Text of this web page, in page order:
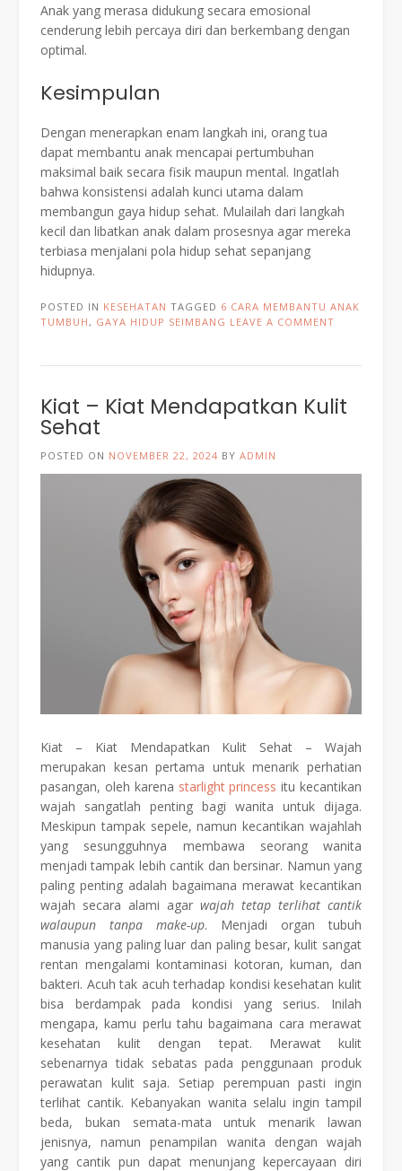
Anak yang merasa didukung secara emosional
cenderung lebih percaya diri dan berkembang dengan
optimal.
Kesimpulan
Dengan menerapkan enam langkah ini, orang tua
dapat membantu anak mencapai pertumbuhan
maksimal baik secara fisik maupun mental. Ingatlah
bahwa konsistensi adalah kunci utama dalam
membangun gaya hidup sehat. Mulailah dari langkah
kecil dan libatkan anak dalam prosesnya agar mereka
terbiasa menjalani pola hidup sehat sepanjang
hidupnya.
POSTED IN KESEHATAN TAGGED 6 CARA MEMBANTU ANAK
TUMBUH, GAYA HIDUP SEIMBANG LEAVE A COMMENT
Kiat – Kiat Mendapatkan Kulit
Sehat
POSTED ON NOVEMBER 22, 2024 BY ADMIN
Kiat – Kiat Mendapatkan Kulit Sehat – Wajah
merupakan kesan pertama untuk menarik perhatian
pasangan, oleh karena starlight princess itu kecantikan
wajah sangatlah penting bagi wanita untuk dijaga.
Meskipun tampak sepele, namun kecantikan wajahlah
yang sesungguhnya membawa seorang wanita
menjadi tampak lebih cantik dan bersinar. Namun yang
paling penting adalah bagaimana merawat kecantikan
wajah secara alami agar wajah tetap terlihat cantik
walaupun tanpa make-up. Menjadi organ tubuh
manusia yang paling luar dan paling besar, kulit sangat
rentan mengalami kontaminasi kotoran, kuman, dan
bakteri. Acuh tak acuh terhadap kondisi kesehatan kulit
bisa berdampak pada kondisi yang serius. Inilah
mengapa, kamu perlu tahu bagaimana cara merawat
kesehatan kulit dengan tepat. Merawat kulit
sebenarnya tidak sebatas pada penggunaan produk
perawatan kulit saja. Setiap perempuan pasti ingin
terlihat cantik. Kebanyakan wanita selalu ingin tampil
beda, bukan semata-mata untuk menarik lawan
jenisnya, namun penampilan wanita dengan wajah
yang cantik pun dapat menunjang kepercayaan diri